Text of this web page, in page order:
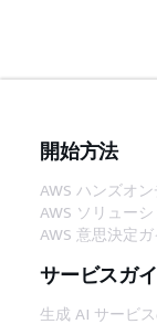
開始方法
AWS ハンズオ
AWS ソリュー
AWS 意思決定ガ
サービスガ
生成 AI サービ